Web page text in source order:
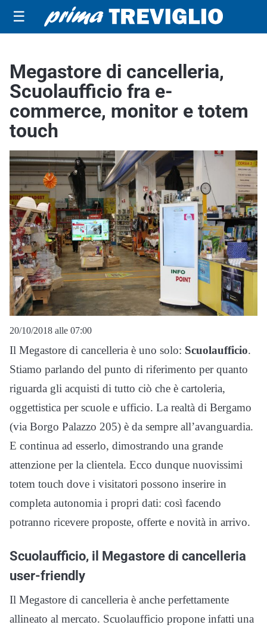
☰
Megastore di cancelleria,
Scuolaufficio fra e-
commerce, monitor e totem
touch
20/10/2018 alle 07:00
Il Megastore di cancelleria è uno solo: Scuolaufficio.
Stiamo parlando del punto di riferimento per quanto
riguarda gli acquisti di tutto ciò che è cartoleria,
oggettistica per scuole e ufficio. La realtà di Bergamo
(via Borgo Palazzo 205) è da sempre all’avanguardia.
E continua ad esserlo, dimostrando una grande
attenzione per la clientela. Ecco dunque nuovissimi
totem touch dove i visitatori possono inserire in
completa autonomia i propri dati: così facendo
potranno ricevere proposte, offerte e novità in arrivo.
Scuolaufficio, il Megastore di cancelleria
user-friendly
Il Megastore di cancelleria è anche perfettamente
allineato al mercato. Scuolaufficio propone infatti una